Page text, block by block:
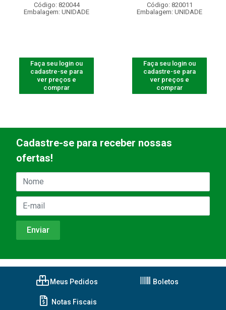
Código: 820044
Embalagem: UNIDADE
Faça seu login ou
cadastre-se para
ver preços e
comprar
Código: 820011
Embalagem: UNIDADE
Faça seu login ou
cadastre-se para
ver preços e
comprar
Cadastre-se para receber nossas
ofertas!
Meus Pedidos Boletos
Notas Fiscais